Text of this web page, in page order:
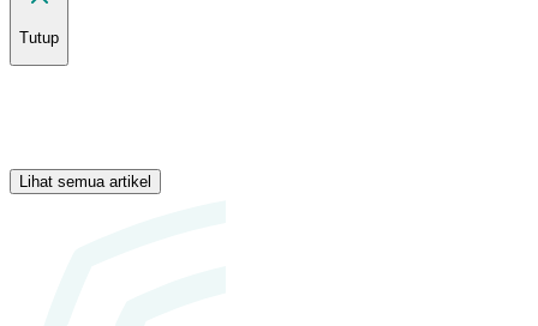
Tutup
Lihat semua artikel